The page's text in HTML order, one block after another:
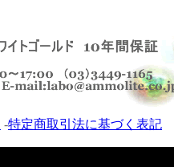
-特定商取引法に基づく表記